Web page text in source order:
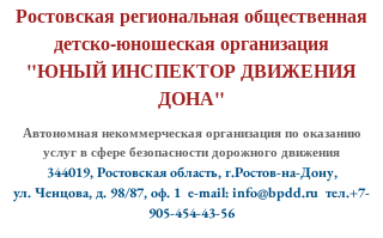
Ростовская региональная общественная
детско-юношеская организация
"ЮНЫЙ ИНСПЕКТОР ДВИЖЕНИЯ
ДОНА"
Автономная некоммерческая организация по оказанию
услуг в сфере безопасности дорожного движения
344019, Ростовская область, г.Ростов-на-Дону,
ул. Ченцова, д. 98/87, оф. 1 e-mail: info@bpdd.ru тел.+7-
905-454-43-56